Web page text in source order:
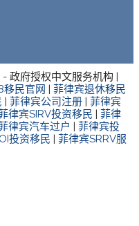
政府授权中文服务机构 |
民官网
菲律宾退休移民
菲律宾公司注册
菲律宾
律宾SIRV投资移民
菲律
律宾汽车过户
菲律宾投
投资移民
菲律宾SRRV服